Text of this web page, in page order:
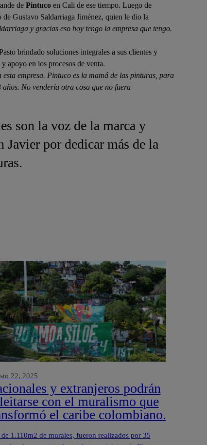
dePintuco en Cali de ese tiempo. Luego de
de Gustavo Saldarriaga Jiménez, quien le dio la
y gracias eso hoy tengo la empresa que tengo.
brindado soluciones integrales a sus clientes y
apoyo en los procesos de venta.
empresa. Pintuco es la mamá de las pinturas, para
No vendería otra cosa que no fuera
son la voz de la marca y
Javier por dedicar más de la
22, 2025
y extranjeros podrán
con el muralismo que
el caribe colombiano.
de 1.110m2 de murales, fueron realizados por 35